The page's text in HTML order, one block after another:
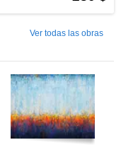
Ver todas las obras